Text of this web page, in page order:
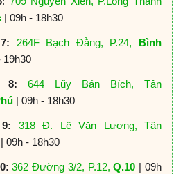
| 09h - 18h30
264F Bạch Đằng, P.24, Bình
19h30
8:
644 Lũy Bán Bích, Tân
| 09h - 18h30
318 Đ. Lê Văn Lương, Tân
| 09h - 18h30
362 Đường 3/2, P.12,Q.10 | 09h